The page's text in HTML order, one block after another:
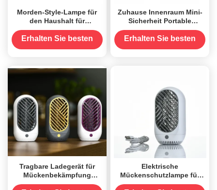
Morden-Style-Lampe für
den Haushalt für
Mückenbekämpfungsmittel
Erhalten Sie besten
Zuhause Innenraum Mini-
Sicherheit Portable
Wiederaufladbare USB Led
Mückenkiller Lampe
Erhalten Sie besten
Tragbare Ladegerät für
Mückenbekämpfung
Lampen für fliegende
Elektrische
Mückenschutzlampe für
Haushalte